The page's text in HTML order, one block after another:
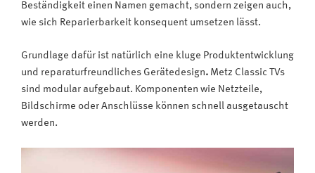
Beständigkeit einen Namen gemacht, sondern zeigen auch,
wie sich Reparierbarkeit konsequent umsetzen lässt.
Grundlage dafür ist natürlich eine kluge Produktentwicklung
und reparaturfreundliches Gerätedesign. Metz Classic TVs
sind modular aufgebaut. Komponenten wie Netzteile,
Bildschirme oder Anschlüsse können schnell ausgetauscht
werden.